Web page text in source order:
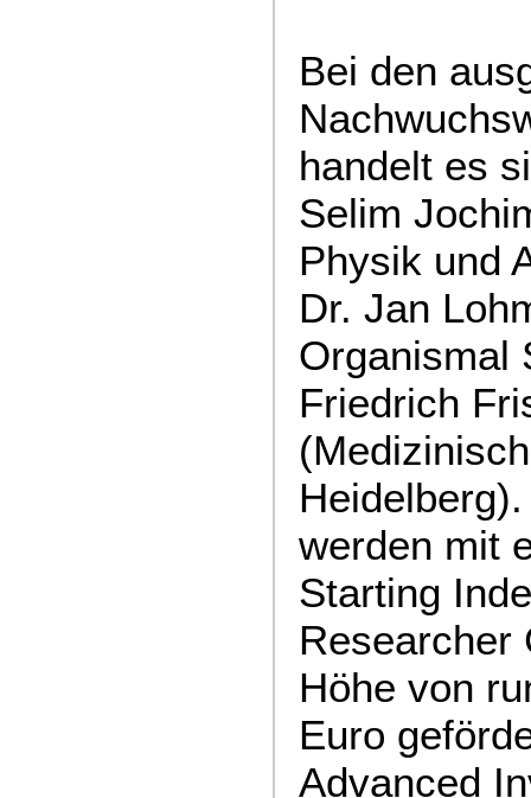
Bei den
handelt es
Selim
Physik und
Dr. Jan
Organismal
Friedrich
werden mit
Starting
Researcher
Höhe von
Euro
Advanced